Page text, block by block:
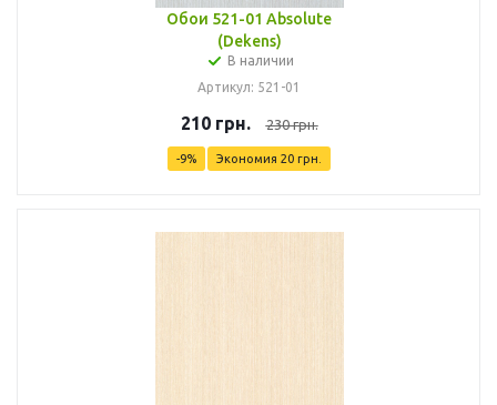
Обои 521-01 Absolute
(Dekens)
В наличии
Артикул: 521-01
210грн. 230грн.
-9% Экономия 20 грн.